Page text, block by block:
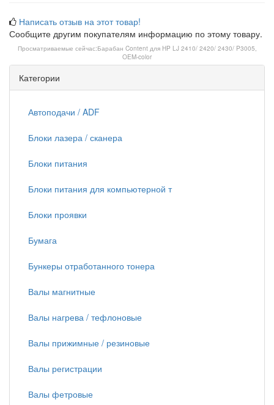
Написать отзыв на этот товар!
Сообщите другим покупателям информацию по этому товару.
Просматриваемые сейчас:Барабан Content для HP LJ 2410/ 2420/ 2430/ P3005,
OEM-color
Категории
Автоподачи / ADF
Блоки лазера / сканера
Блоки питания
Блоки питания для компьютерной т
Блоки проявки
Бумага
Бункеры отработанного тонера
Валы магнитные
Валы нагрева / тефлоновые
Валы прижимные / резиновые
Валы регистрации
Валы фетровые